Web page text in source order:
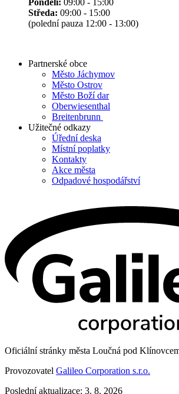
Středa: 09:00 - 15:00
(polední pauza 12:00 - 13:00)
Partnerské obce
Město Jáchymov
Město Ostrov
Město Boží dar
Oberwiesenthal
Breitenbrunn
Užitečné odkazy
Úřední deska
Místní poplatky
Kontakty
Akce města
Odpadové hospodářství
Oficiální stránky města Loučná pod
Provozovatel Galileo Corporation s.r.o.
Poslední aktualizace: 3. 8. 2026